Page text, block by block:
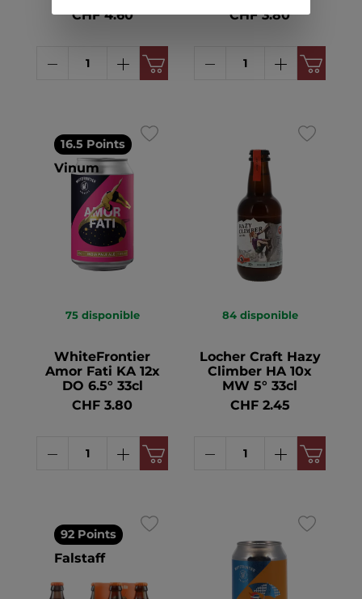
CHF 4.60
CHF 3.80
16.5 Points
Vinum
75 disponible
WhiteFrontier
Amor Fati KA 12x
DO 6.5° 33cl
CHF 3.80
84 disponible
Locher Craft Hazy
Climber HA 10x
MW 5° 33cl
CHF 2.45
92 Points
Falstaff